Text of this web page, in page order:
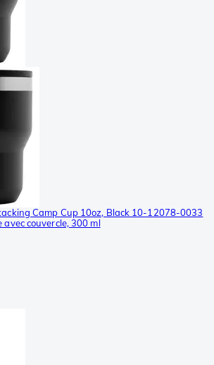
Camp Cup 10oz, Black 10-12078-0033
couvercle, 300 ml